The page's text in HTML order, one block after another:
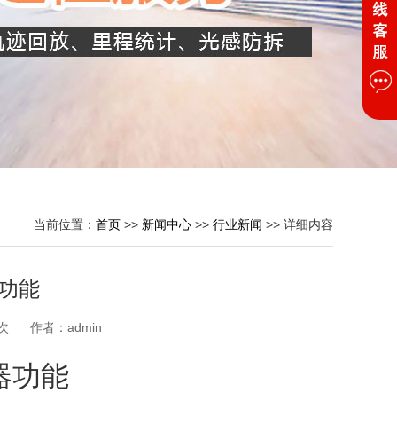
当前位置： 首页 >> 新闻中心 >> 行业新闻 >> 详细内容
能
作者： admin
功能